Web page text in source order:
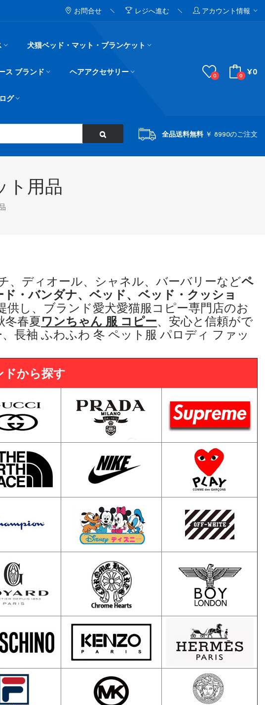
お問合せ レジへ進む アカウント情報
犬猫ベッド・マット・ブランケット
ス ブランド ヘアアクセサリー
グ
0 0 ¥0
全品送料無料￥ 8990のご注文
ト用品
、ディオール、シャネル、バーバリーなどペ
・バンダナ、ベッド、ベッド・クッショ
供し 、ブランド愛犬愛猫服コピー専門店のお
冬春夏ワンちゃん 服 コピー、 安心と信頼がで
長袖 ふわふわ 冬 ペット服 パロディ ファッ
ドから探す